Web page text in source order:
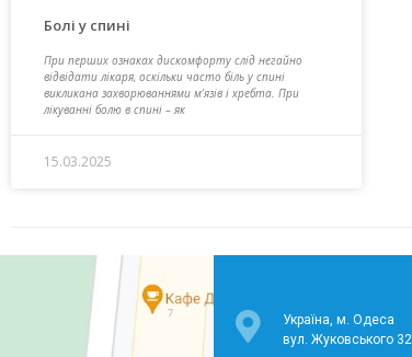
Болі у спині
При перших ознаках дискомфорту слід негайно
відвідати лікаря, оскільки часто біль у спині
викликана захворюваннями м’язів і хребта. При
лікуванні болю в спині – як
15.03.2025
Україна, м. Одеса
вул. Жуковського 32